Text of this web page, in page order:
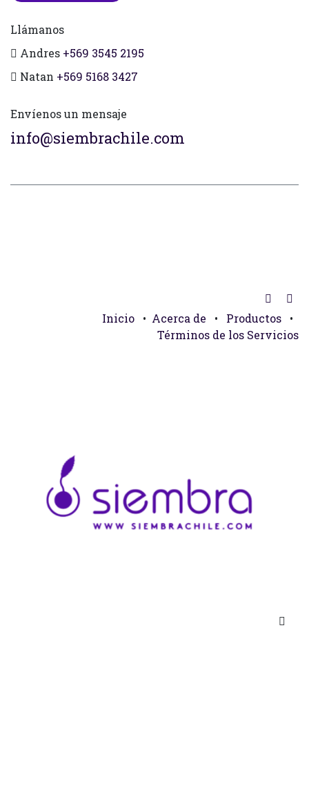
Llámanos
Andres +569 3545 2195
Natan +569 5168 3427
Envíenos un mensaje
info@siembrachile.com
Inicio • Acerca de • Productos
•
Términos de los Servicios